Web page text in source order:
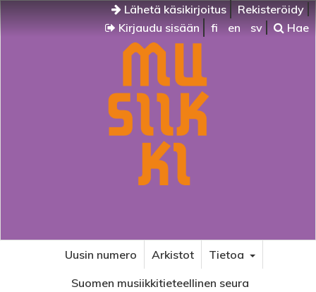
Lähetä käsikirjoitus
Rekisteröidy
Kirjaudu sisään
fi en sv Hae
Uusin numero Arkistot
Tietoa
Suomen musiikkitieteellinen seura